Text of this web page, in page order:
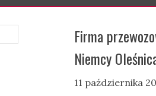
Firma
Niemcy
11 października